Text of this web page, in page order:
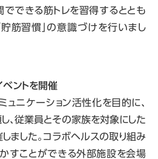
できる筋トレを習得するととも
貯筋習慣」の意識づけを行いまし
ントを開催
ニケーション活性化を目的に、
し、従業員とその家族を対象にした
ました。コラボヘルスの取り組み
すことができる外部施設を会場